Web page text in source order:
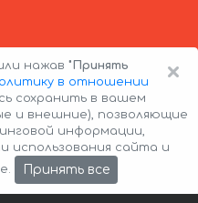
Аренда Cookie Policy
×
нажав "Принять
в отношении
сохранить в вашем
и внешние), позволяющие
информации,
использования сайта и
Принять все